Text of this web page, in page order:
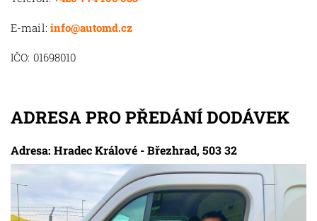
E-mail: info@automd.cz
IČO: 01698010
ADRESA PRO PŘEDÁNÍ DODÁVEK
Adresa: Hradec Králové - Březhrad, 503 32